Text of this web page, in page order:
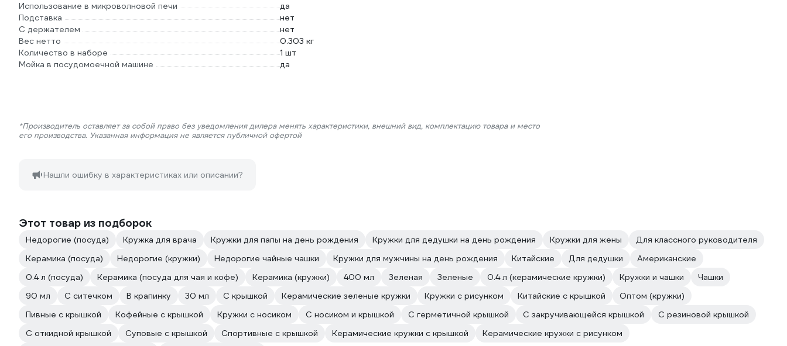
Использование в микроволновой печи
да
Подставка
нет
С держателем
нет
Вес нетто
0.303 кг
Количество в наборе
1 шт
Мойка в посудомоечной машине
да
*Производитель оставляет за собой право без уведомления дилера менять характеристики, внешний вид, комплектацию товара и место
его производства. Указанная информация не является публичной офертой
Нашли ошибку в характеристиках или описании?
Этот товар из подборок
Недорогие (посуда) Кружка для врача Кружки для папы на день рождения Кружки для дедушки на день рождения Кружки для жены
Для классного руководителя
Керамика (посуда)
Недорогие (кружки) Недорогие чайные чашки Кружки для мужчины на день рождения Китайские Для дедушки
Американские
0.4 л (посуда)
Керамика (посуда для чая и кофе) Керамика (кружки) 400 мл Зеленая Зеленые 0.4 л (керамические кружки) Кружки и чашки
Чашки
90 мл
С ситечком В крапинку 30 мл С крышкой Керамические зеленые кружки Кружки с рисунком Китайские с крышкой
Оптом (кружки)
Пивные с крышкой
Кофейные с крышкой Кружки с носиком С носиком и крышкой С герметичной крышкой С закручивающейся крышкой
С резиновой крышкой
С откидной крышкой
Суповые с крышкой Спортивные с крышкой Керамические кружки с крышкой
Керамические кружки с рисунком